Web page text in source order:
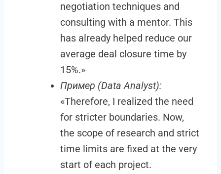
negotiation techniques and
consulting with a mentor. This
has already helped reduce our
average deal closure time by
15%.»
Пример (Data Analyst):
«Therefore, I realized the need
for stricter boundaries. Now,
the scope of research and strict
time limits are fixed at the very
start of each project.